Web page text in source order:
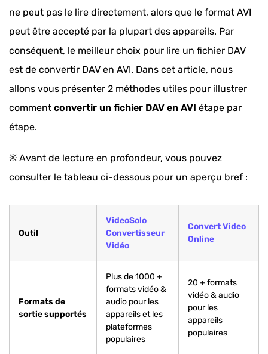
ne peut pas le lire directement, alors que le format AVI
peut être accepté par la plupart des appareils. Par
conséquent, le meilleur choix pour lire un fichier DAV
est de convertir DAV en AVI. Dans cet article, nous
allons vous présenter 2 méthodes utiles pour illustrer
comment convertir un fichier DAV en AVI étape par
étape.
※ Avant de lecture en profondeur, vous pouvez
consulter le tableau ci-dessous pour un aperçu bref :
Outil
VideoSolo
Convertisseur
Vidéo
Convert Video
Online
Formats de
sortie supportés
Plus de 1000 +
formats vidéo &
audio pour les
appareils et les
plateformes
populaires
20 + formats
vidéo & audio
pour les
appareils
populaires